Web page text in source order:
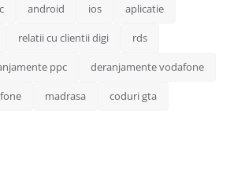
android ios aplicatie
relatii cu clientii digi rds
ppc deranjamente vodafone
madrasa coduri gta